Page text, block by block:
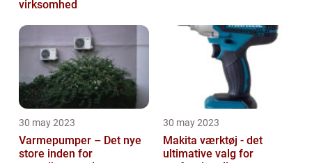
virksomhed
30 may 2023
Varmepumper – Det nye
store inden for
30 may 2023
Makita værktøj - det
ultimative valg for